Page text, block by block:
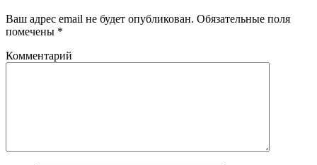
Ваш адрес email не будет опубликован. Обязательные поля
помечены *
Комментарий